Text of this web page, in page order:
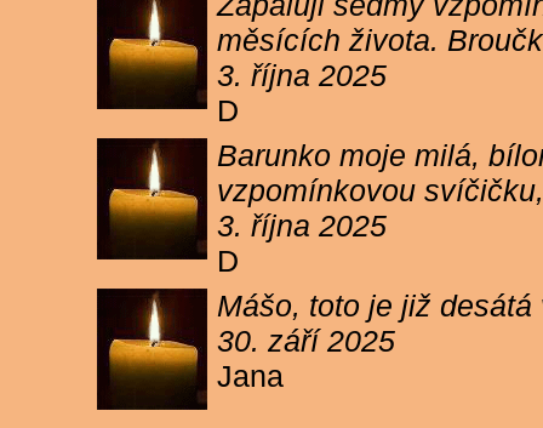
měsících života.
3. října 2025
D
Barunko moje milá,
vzpomínkovou
3. října 2025
D
Mášo, toto je již
30. září 2025
Jana